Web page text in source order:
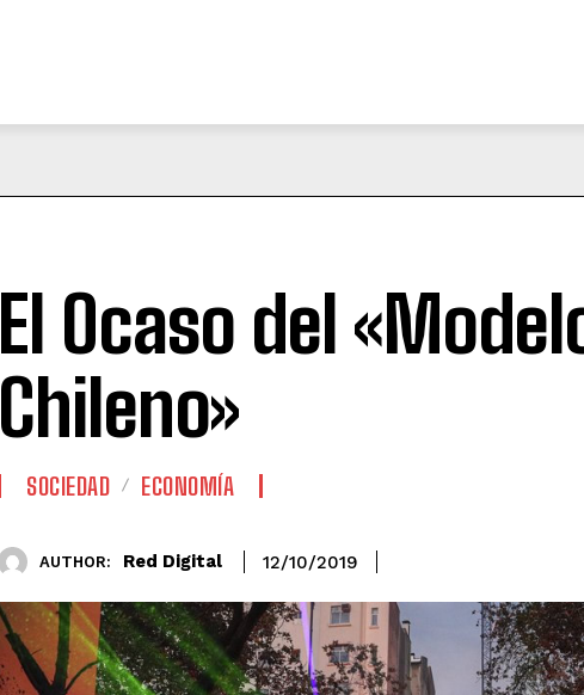
El Ocaso del
Chileno»
SOCIEDAD ECONOMÍA
AUTHOR: Red Digital 12/10/2019